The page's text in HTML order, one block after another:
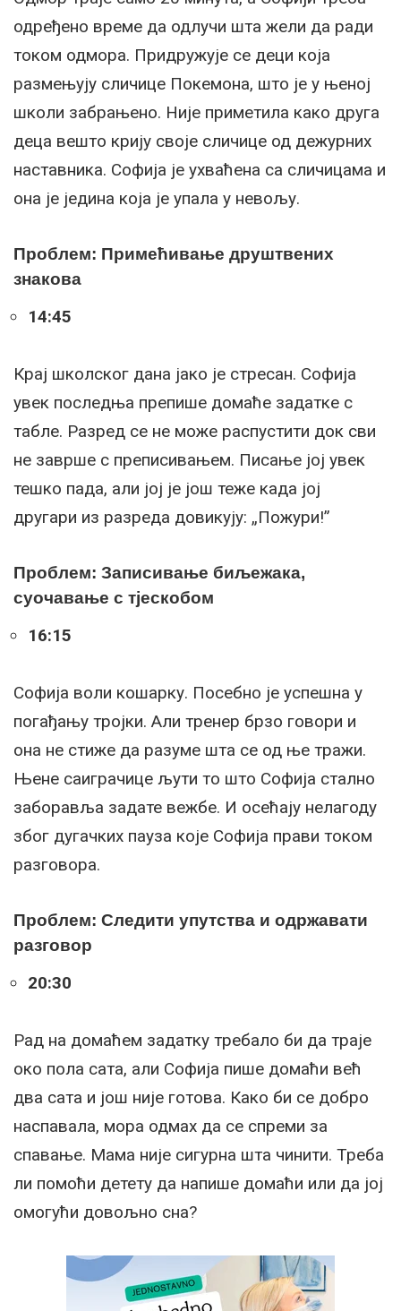
одређено време да одлучи шта жели да ради
током одмора. Придружује се деци која
размењују сличице Покемона, што је у њеној
школи забрањено. Није приметила како друга
деца вешто крију своје сличице од дежурних
наставника. Софија је ухваћена са сличицама и
она је једина која је упала у невољу.
Проблем: Примећивање друштвених
знакова
14:45
Крај школског дана јако је стресан. Софија
увек последња препише домаће задатке с
табле. Разред се не може распустити док сви
не заврше с преписивањем. Писање јој увек
тешко пада, али јој је још теже када јој
другари из разреда довикују: „Пожури!”
Проблем: Записивање биљежака,
суочавање с тјескобом
16:15
Софија воли кошарку. Посебно је успешна у
погађању тројки. Али тренер брзо говори и
она не стиже да разуме шта се од ње тражи.
Њене саиграчице љути то што Софија стално
заборавља задате вежбе. И осећају нелагоду
због дугачких пауза које Софија прави током
разговора.
Проблем: Следити упутства и одржавати
разговор
20:30
Рад на домаћем задатку требало би да траје
око пола сата, али Софија пише домаћи већ
два сата и још није готова. Како би се добро
наспавала, мора одмах да се спреми за
спавање. Мама није сигурна шта чинити. Треба
ли помоћи детету да напише домаћи или да јој
омогући довољно сна?